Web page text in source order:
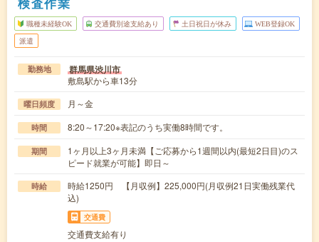
職種未経験OK 交通費別途支給あり 土日祝日が休み WEB登録OK
派遣
勤務地 群馬県渋川市
敷島駅から車13分
曜日頻度 月～金
時間 8:20～17:20※表記のうち実働8時間です。
期間
1ヶ月以上3ヶ月未満【ご応募から1週間以内(最短2日目)のス
ピード就業が可能】即日～
時給
時給1250円 【月収例】225,000円(月収例21日実働残業代
込)
交通費
交通費支給有り